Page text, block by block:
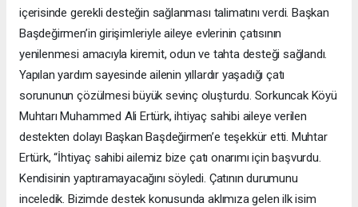
içerisinde gerekli desteğin sağlanması talimatını verdi. Başkan
Başdeğirmen’in girişimleriyle aileye evlerinin çatısının
yenilenmesi amacıyla kiremit, odun ve tahta desteği sağlandı.
Yapılan yardım sayesinde ailenin yıllardır yaşadığı çatı
sorununun çözülmesi büyük sevinç oluşturdu. Sorkuncak Köyü
Muhtarı Muhammed Ali Ertürk, ihtiyaç sahibi aileye verilen
destekten dolayı Başkan Başdeğirmen’e teşekkür etti. Muhtar
Ertürk, “İhtiyaç sahibi ailemiz bize çatı onarımı için başvurdu.
Kendisinin yaptıramayacağını söyledi. Çatının durumunu
inceledik. Bizimde destek konusunda aklımıza gelen ilk isim